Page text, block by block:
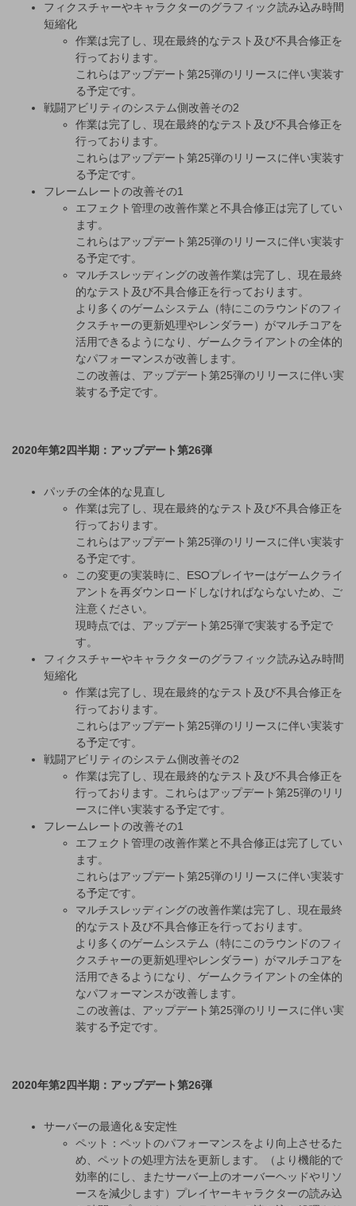
フィクスチャーやキャラクターのグラフィック読み込み時間
短縮化
作業は完了し、現在最終的なテスト及び不具合修正を
行っております。
これらはアップデート第25弾のリリースに伴い実装す
る予定です。
戦闘アビリティのシステム側改善その2
作業は完了し、現在最終的なテスト及び不具合修正を
行っております。
これらはアップデート第25弾のリリースに伴い実装す
る予定です。
フレームレートの改善その1
エフェクト管理の改善作業と不具合修正は完了してい
ます。
これらはアップデート第25弾のリリースに伴い実装す
る予定です。
マルチスレッディングの改善作業は完了し、現在最終
的なテスト及び不具合修正を行っております。
より多くのゲームシステム（特にこのラウンドのフィ
クスチャーの更新処理やレンダラー）がマルチコアを
活用できるようになり、ゲームクライアントの全体的
なパフォーマンスが改善します。
この改善は、アップデート第25弾のリリースに伴い実
装する予定です。
2020年第2四半期：アップデート第26弾
パッチの全体的な見直し
作業は完了し、現在最終的なテスト及び不具合修正を
行っております。
これらはアップデート第25弾のリリースに伴い実装す
る予定です。
この変更の実装時に、ESOプレイヤーはゲームクライ
アントを再ダウンロードしなければならないため、ご
注意ください。
現時点では、アップデート第25弾で実装する予定で
す。
フィクスチャーやキャラクターのグラフィック読み込み時間
短縮化
作業は完了し、現在最終的なテスト及び不具合修正を
行っております。
これらはアップデート第25弾のリリースに伴い実装す
る予定です。
戦闘アビリティのシステム側改善その2
作業は完了し、現在最終的なテスト及び不具合修正を
行っております。これらはアップデート第25弾のリリ
ースに伴い実装する予定です。
フレームレートの改善その1
エフェクト管理の改善作業と不具合修正は完了してい
ます。
これらはアップデート第25弾のリリースに伴い実装す
る予定です。
マルチスレッディングの改善作業は完了し、現在最終
的なテスト及び不具合修正を行っております。
より多くのゲームシステム（特にこのラウンドのフィ
クスチャーの更新処理やレンダラー）がマルチコアを
活用できるようになり、ゲームクライアントの全体的
なパフォーマンスが改善します。
この改善は、アップデート第25弾のリリースに伴い実
装する予定です。
2020年第2四半期：アップデート第26弾
サーバーの最適化＆安定性
ペット：ペットのパフォーマンスをより向上させるた
め、ペットの処理方法を更新します。（より機能的で
効率的にし、またサーバー上のオーバーヘッドやリソ
ースを減少します）プレイヤーキャラクターの読み込